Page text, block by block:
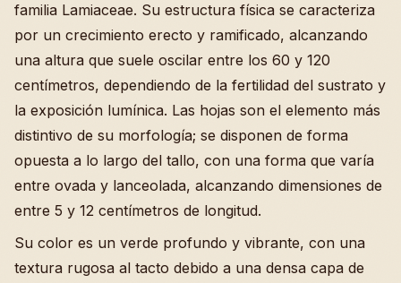
familia Lamiaceae. Su estructura física se caracteriza
por un crecimiento erecto y ramificado, alcanzando
una altura que suele oscilar entre los 60 y 120
centímetros, dependiendo de la fertilidad del sustrato y
la exposición lumínica. Las hojas son el elemento más
distintivo de su morfología; se disponen de forma
opuesta a lo largo del tallo, con una forma que varía
entre ovada y lanceolada, alcanzando dimensiones de
entre 5 y 12 centímetros de longitud.
Su color es un verde profundo y vibrante, con una
textura rugosa al tacto debido a una densa capa de